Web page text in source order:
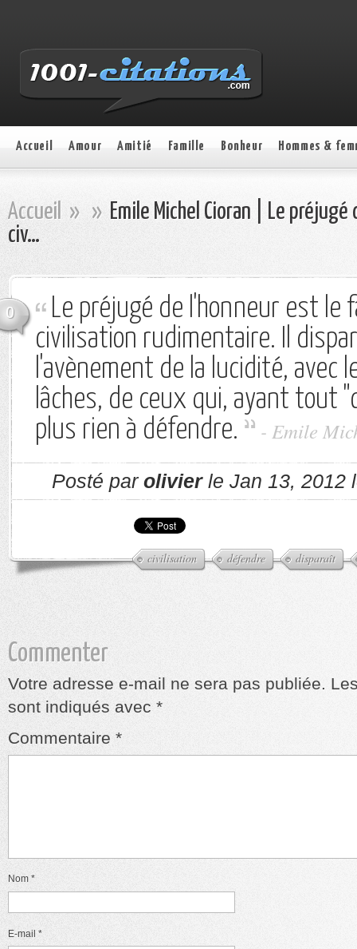
Accueil Amour Amitié Famille Bonheur Hommes &
Accueil » » Emile Michel Cioran | Le
civ…
0
Le préjugé de l'honneur est le
civilisation rudimentaire. Il
l'avènement de la lucidité, avec
lâches, de ceux qui, ayant tout
plus rien à défendre.
- Emile
Posté par olivierle Jan 13, 2012
civilisation défendre disparaît
Commenter
Votre adresse e-mail ne sera pas publiée.
sont indiqués avec *
Commentaire *
Nom *
E-mail *